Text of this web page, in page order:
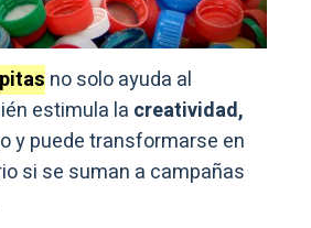
no solo ayuda al
estimula la creatividad,
y puede transformarse en
si se suman a campañas